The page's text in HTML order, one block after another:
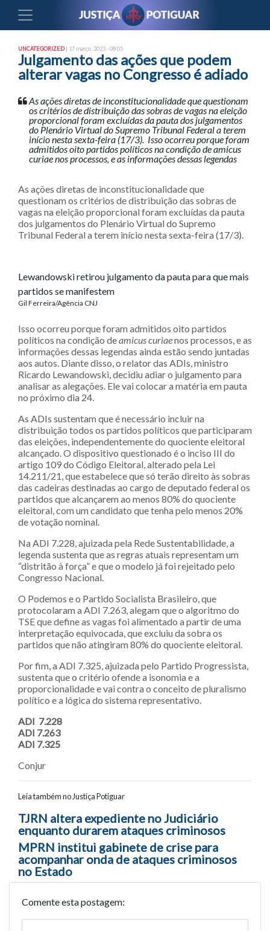
UNCATEGORIZED| 17 março, 2023 - 08:05
Julgamento das ações que podem
alterar vagas no Congresso é adiado
As ações diretas de inconstitucionalidade que questionam
os critérios de distribuição das sobras de vagas na eleição
proporcional foram excluídas da pauta dos julgamentos
do Plenário Virtual do Supremo Tribunal Federal a terem
início nesta sexta-feira (17/3). Isso ocorreu porque foram
admitidos oito partidos políticos na condição de amicus
curiae nos processos, e as informações dessas legendas
As ações diretas de inconstitucionalidade que
questionam os critérios de distribuição das sobras de
vagas na eleição proporcional foram excluídas da pauta
dos julgamentos do Plenário Virtual do Supremo
Tribunal Federal a terem início nesta sexta-feira (17/3).
Lewandowski retirou julgamento da pauta para que mais
partidos se manifestem
Gil Ferreira/Agência CNJ
Isso ocorreu porque foram admitidos oito partidos
políticos na condição deamicus curiaenos processos, e as
informações dessas legendas ainda estão sendo juntadas
aos autos. Diante disso, o relator das ADIs, ministro
Ricardo Lewandowski, decidiu adiar o julgamento para
analisar as alegações. Ele vai colocar a matéria em pauta
no próximo dia 24.
As ADIs sustentam que é necessário incluir na
distribuição todos os partidos políticos que participaram
das eleições, independentemente do quociente eleitoral
alcançado. O dispositivo questionado é o inciso III do
artigo 109 do Código Eleitoral, alterado pela Lei
14.211/21, que estabelece que só terão direito às sobras
das cadeiras destinadas ao cargo de deputado federal os
partidos que alcançarem ao menos 80% do quociente
eleitoral, com um candidato que tenha pelo menos 20%
de votação nominal.
Na ADI 7.228, ajuizada pela Rede Sustentabilidade, a
legenda sustenta que as regras atuais representam um
“distritão à força” e que o modelo já foi rejeitado pelo
Congresso Nacional.
O Podemos e o Partido Socialista Brasileiro, que
protocolaram a ADI 7.263, alegam que o algoritmo do
TSE que define as vagas foi alimentado a partir de uma
interpretação equivocada, que excluiu da sobra os
partidos que não atingiram 80% do quociente eleitoral.
Por fim, a ADI 7.325, ajuizada pelo Partido Progressista,
sustenta que o critério ofende a isonomia e a
proporcionalidade e vai contra o conceito de pluralismo
político e a lógica do sistema representativo.
ADI 7.228
ADI 7.263
ADI 7.325
Conjur
Leia também no Justiça Potiguar
Navegação entre posts
TJRN altera expediente no Judiciário
enquanto durarem ataques criminosos
MPRN institui gabinete de crise para
acompanhar onda de ataques criminosos
no Estado
Comente esta postagem: